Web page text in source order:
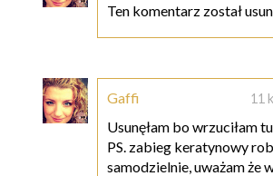
Ten komentarz został
Gaffi 11
Usunęłam bo wrzuciłam
PS. zabieg keratynowy
samodzielnie, uważam że